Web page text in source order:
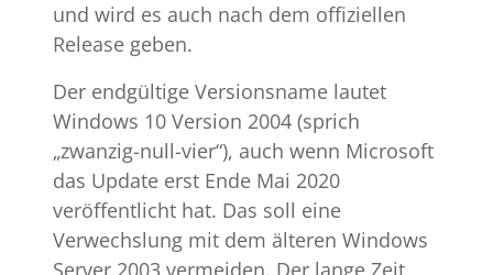
und wird es auch nach dem offiziellen
Release geben.
Der endgültige Versionsname lautet
Windows 10 Version 2004 (sprich
„zwanzig-null-vier“), auch wenn Microsoft
das Update erst Ende Mai 2020
veröffentlicht hat. Das soll eine
Verwechslung mit dem älteren Windows
Server 2003 vermeiden. Der lange Zeit